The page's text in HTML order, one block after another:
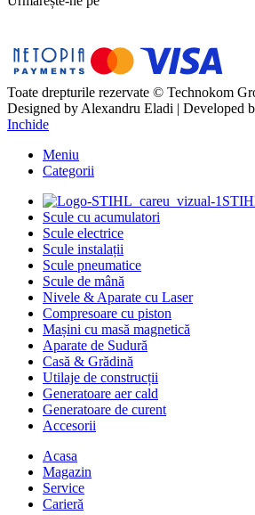
Toate drepturile rezervate © Technokom
Designed by Alexandru Eladi | Developed
Inchide
Meniu
Categorii
Scule cu acumulatori
Scule electrice
Scule instalații
Scule pneumatice
Scule de mână
Nivele & Aparate cu Laser
Compresoare cu piston
Mașini cu masă magnetică
Aparate de Sudură
Casă & Grădină
Utilaje de construcții
Generatoare aer cald
Generatoare de curent
Accesorii
Acasa
Magazin
Service
Carieră